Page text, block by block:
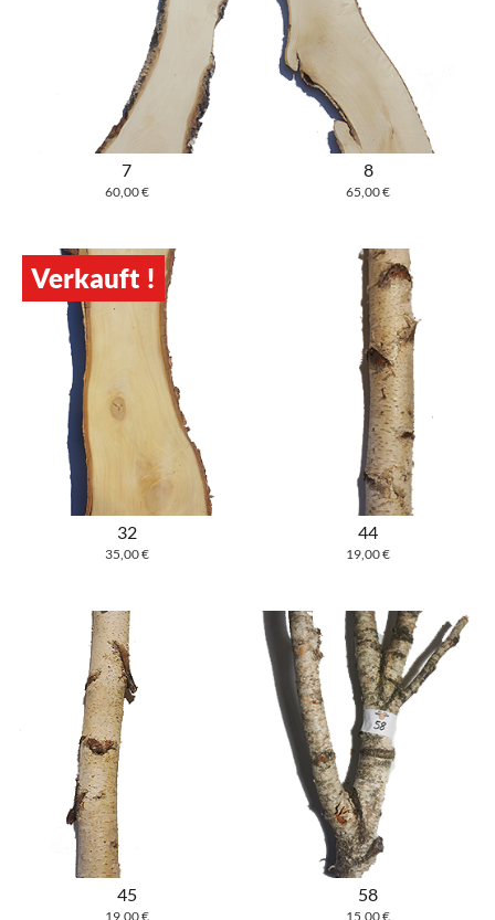
7
60,00€
8
65,00€
Verkauft !
32
35,00€
44
19,00€
45
19,00€
58
15,00€